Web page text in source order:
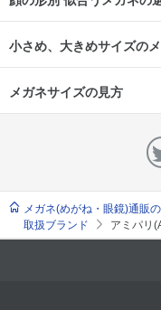
小さめ、大きめサイズの
メガネサイズの見方
メガネ(めがね・眼鏡)通販
取扱ブランド
アミパリ